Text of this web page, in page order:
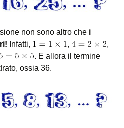
non sono altro che i
Infatti, ,
,
. E allora il termine
ossia 36.